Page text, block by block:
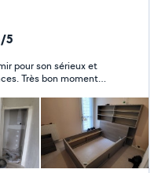
5
pour son sérieux et
Très bon moment